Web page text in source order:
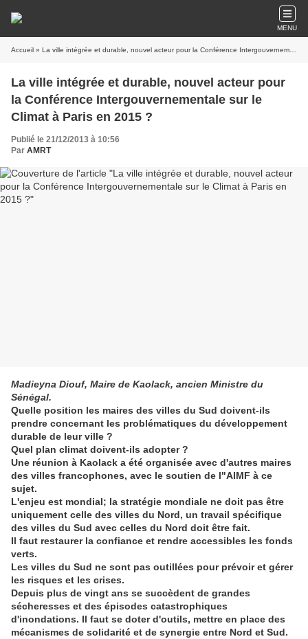
MENU
Accueil » La ville intégrée et durable, nouvel acteur pour la Conférence Intergouvernementale sur le Climat à Paris en 2015 ?
La ville intégrée et durable, nouvel acteur pour
la Conférence Intergouvernementale sur le
Climat à Paris en 2015 ?
Publié le 21/12/2013 à 10:56
Par AMRT
Madieyna Diouf, Maire de Kaolack, ancien Ministre du
Sénégal.
Quelle position les maires des villes du Sud doivent-ils
prendre concernant les problématiques du développement
durable de leur ville ?
Quel plan climat doivent-ils adopter ?
Une réunion à Kaolack a été organisée avec d'autres maires
des villes francophones, avec le soutien de l"AIMF à ce
sujet.
L'enjeu est mondial; la stratégie mondiale ne doit pas être
uniquement celle des villes du Nord, un travail spécifique
des villes du Sud avec celles du Nord doit être fait.
Il faut restaurer la confiance et rendre accessibles les fonds
verts.
Les villes du Sud ne sont pas outillées pour prévoir et gérer
les risques et les crises.
Depuis plus de vingt ans se succèdent de grandes
sécheresses et des épisodes catastrophiques
d'inondations. Il faut se doter d'outils, mettre en place des
mécanismes de solidarité et de synergie entre Nord et Sud.